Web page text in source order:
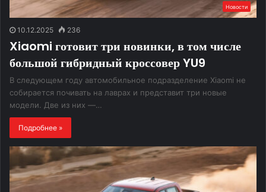
Новости
10.12.2025 236
Xiaomi готовит три новинки, в том числе
большой гибридный кроссовер YU9
В следующем году автомобильное подразделение Xiaomi не
собирается почивать на лаврах и представит три новые
модели. Две из них —…
Подробнее »